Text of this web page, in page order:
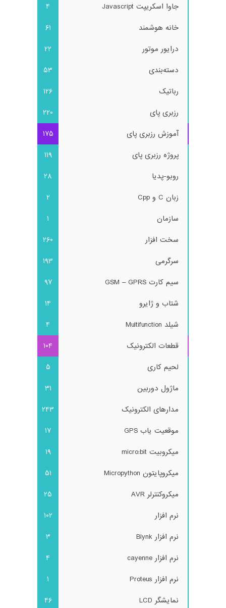
جاوا اسکریپت Javascript
4
خانه هوشمند
61
درایور موتور
22
دسته‌بندی
53
رباتیک
126
رزبری پای
220
آموزش رزبری پای
175
پروژه رزبری پای
119
روبو-پدیا
28
زبان C و Cpp
2
سازمان
1
سخت افزار
260
سرگرمی
193
سیم کارت GSM – GPRS
97
شتاب و ژایرو
14
شیلد Multifunction
4
قطعات الکترونیک
104
لحیم کاری
5
ماژول دوربین
31
مدارهای الکترونیک
243
موقعیت یاب GPS
17
میکروبیت micro:bit
19
میکروپایتون Micropython
51
میکروکنترلر AVR
25
نرم افزار
102
نرم افزار Blynk
3
نرم افزار cayenne
4
نرم افزار Proteus
1
نمایشگر LCD
46